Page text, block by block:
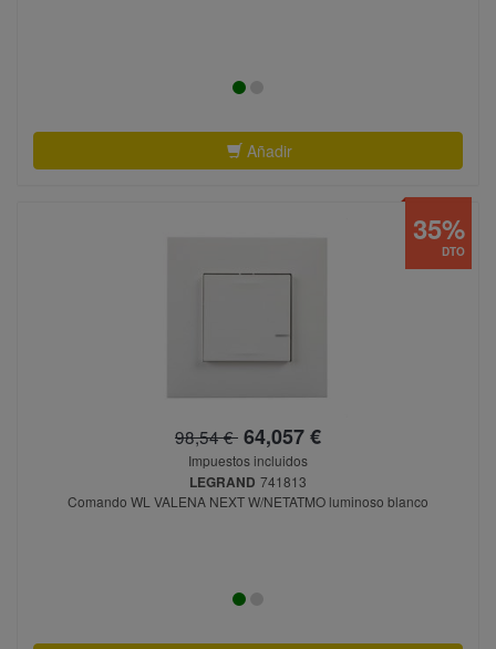
Añadir
98,54 € 64,057 €
Impuestos incluidos
LEGRAND 741813
Comando WL VALENA NEXT W/NETATMO luminoso blanco
DTO
35%